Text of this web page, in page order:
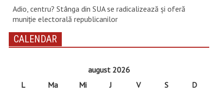
Adio, centru? Stânga din SUA se radicalizează și oferă
muniție electorală republicanilor
CALENDAR
august 2026
L
Ma Mi J V S
D